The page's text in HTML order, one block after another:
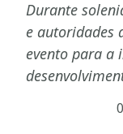
Durante
e autoridades
evento para a